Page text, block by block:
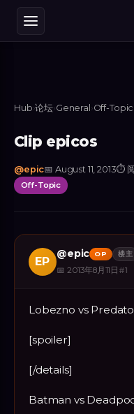
Hub›论坛›General ›Off-Topic
Clip epicos
@epic📅 August 11, 2013⏱
Off-Topic
EP
@epic OP 楼主
📅 2013年8月11日 #1
Lobezno vs
[spoiler]
[/details]
Batman vs